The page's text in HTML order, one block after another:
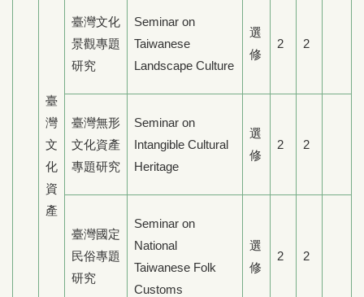
臺
灣
文
化
資
產
臺灣文化
景觀專題
研究
Seminar on
Taiwanese
Landscape Culture
選
修
2 2
臺灣無形
文化資產
專題研究
Seminar on
Intangible Cultural
Heritage
選
修
2 2
臺灣國定
民俗專題
研究
Seminar on
National
Taiwanese Folk
Customs
選
修
2 2